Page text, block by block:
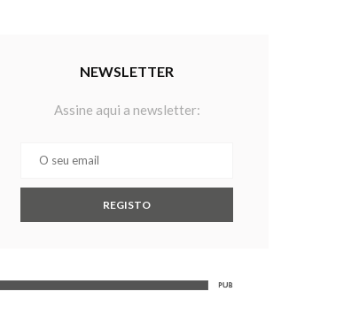
NEWSLETTER
Assine aqui a newsletter: